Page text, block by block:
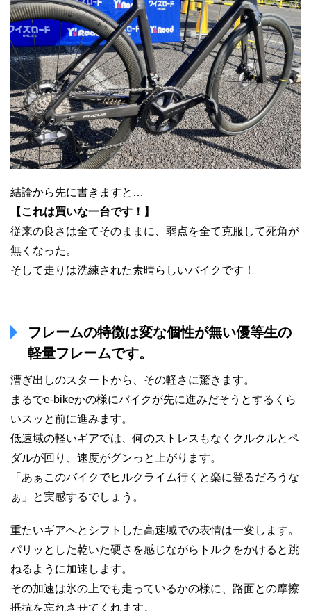
結論から先に書きますと…
【これは買いな一台です！】
従来の良さは全てそのままに、弱点を全て克服して死角が
無くなった。
そして走りは洗練された素晴らしいバイクです！
フレームの特徴は変な個性が無い優等生の
軽量フレームです。
漕ぎ出しのスタートから、その軽さに驚きます。
まるでe-bikeかの様にバイクが先に進みだそうとするくら
いスッと前に進みます。
低速域の軽いギアでは、何のストレスもなくクルクルとペ
ダルが回り、速度がグンっと上がります。
「あぁこのバイクでヒルクライム行くと楽に登るだろうな
ぁ」と実感するでしょう。
重たいギアへとシフトした高速域での表情は一変します。
パリッとした乾いた硬さを感じながらトルクをかけると跳
ねるように加速します。
その加速は氷の上でも走っているかの様に、路面との摩擦
抵抗を忘れさせてくれます。